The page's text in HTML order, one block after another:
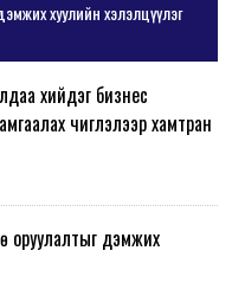
хуулийн хэлэлцүүлэг
хийдэг бизнес
чиглэлээр хамтран
оруулалтыг дэмжих